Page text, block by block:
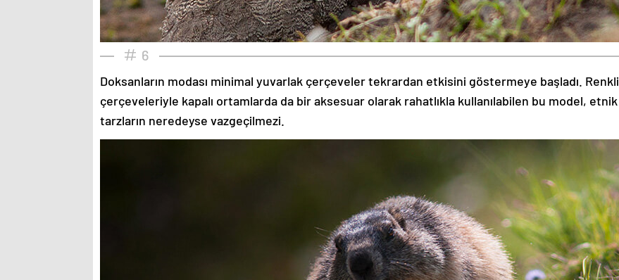
6
Doksanların modası minimal yuvarlak çerçeveler tekrardan etkisini göstermeye başladı. Renkli
çerçeveleriyle kapalı ortamlarda da bir aksesuar olarak rahatlıkla kullanılabilen bu model, etnik
tarzların neredeyse vazgeçilmezi.